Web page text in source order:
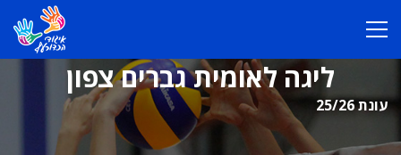
ליגה לאומית גברים צפון
עונת 25/26